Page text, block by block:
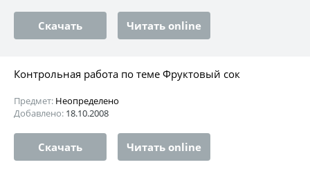
Скачать Читать online
Контрольная работа по теме Фруктовый сок
Предмет: Неопределено
Добавлено: 18.10.2008
Скачать Читать online